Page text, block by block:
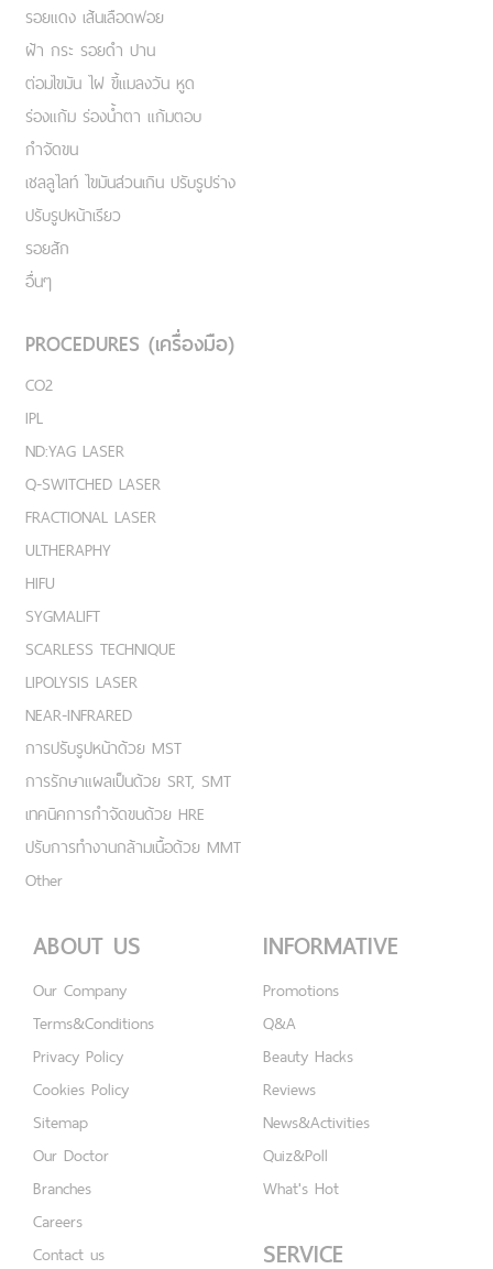
รอยแดง เส้นเลือดฟอย
ฝ้า กระ รอยดำ ปาน
ต่อมไขมัน ไฝ ขี้แมลงวัน หูด
ร่องแก้ม ร่องน้ำตา แก้มตอบ
กำจัดขน
เชลลูไลท์ ไขมันส่วนเกิน ปรับรูปร่าง
ปรับรูปหน้าเรียว
รอยสัก
อื่นๆ
PROCEDURES (เครื่องมือ)
CO2
IPL
ND:YAG LASER
Q-SWITCHED LASER
FRACTIONAL LASER
ULTHERAPHY
HIFU
SYGMALIFT
SCARLESS TECHNIQUE
LIPOLYSIS LASER
NEAR-INFRARED
การปรับรูปหน้าด้วย MST
การรักษาแผลเป็นด้วย SRT, SMT
เทคนิคการกำจัดขนด้วย HRE
ปรับการทำงานกล้ามเนื้อด้วย MMT
Other
ABOUT US
Our Company
Terms&Conditions
Privacy Policy
Cookies Policy
Sitemap
Our Doctor
Branches
Careers
Contact us
INFORMATIVE
Promotions
Q&A
Beauty Hacks
Reviews
News&Activities
Quiz&Poll
What's Hot
SERVICE